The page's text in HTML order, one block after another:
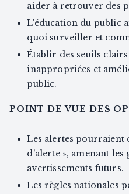
aider à retrouver des
L'éducation du public
quoi surveiller et
Établir des seuils
inappropriées et
public.
POINT DE VUE DES
Les alertes pourraient
d'alerte », amenant les
avertissements futurs.
Les règles nationales